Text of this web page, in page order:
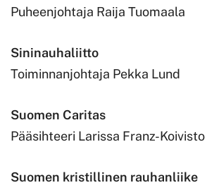
Puheenjohtaja Raija Tuomaala
Sininauhaliitto
Toiminnanjohtaja Pekka Lund
Suomen Caritas
Pääsihteeri Larissa Franz-Koivisto
Suomen kristillinen rauhanliike